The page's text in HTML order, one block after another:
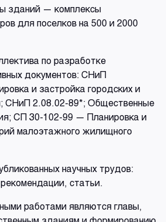
зданий — комплексы
для поселков на 500 и 2000
по разработке
документов: СНиП
и застройка городских и
СНиП 2.08.02-89*; Общественные
СП 30-102-99 — Планировка и
малоэтажного жилищного
научных трудов:
статьи.
работами являются главы,